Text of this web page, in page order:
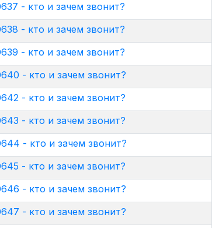
- кто и зачем звонит?
- кто и зачем звонит?
- кто и зачем звонит?
- кто и зачем звонит?
- кто и зачем звонит?
- кто и зачем звонит?
- кто и зачем звонит?
- кто и зачем звонит?
- кто и зачем звонит?
- кто и зачем звонит?